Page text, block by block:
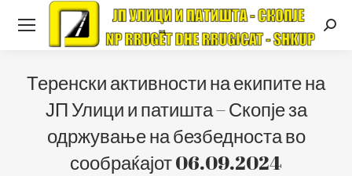
Теренски активности на екипите на
ЈП Улици и патишта – Скопје за
одржување на безбедноста во
сообраќајот 06.09.2024